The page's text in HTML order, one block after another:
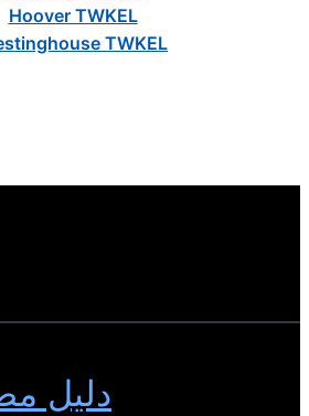
Hoover TWKEL
TWKEL
دليل